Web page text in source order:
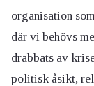
organisation
där vi behövs
drabbats av
politisk åsikt,